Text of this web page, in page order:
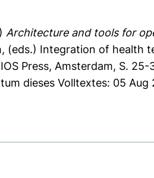
Architecture and tools for
, (eds.) Integration of health
Press, Amsterdam, S.
dieses Volltextes: 05 Aug